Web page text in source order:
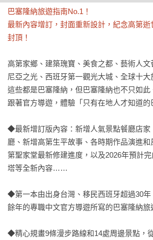
巴塞隆納旅遊指南No.1！
最新內容增訂，封面重新設計，紀念高第逝
封頂！
高第家鄉、建築瑰寶、美食之都、藝術人
尼亞之光、西班牙第一觀光大城、全球十
這些都是巴塞隆納，但巴塞隆納也不只如此
跟著官方導遊，體驗「只有在地人才知道的
◆最新增訂版內容：新增人氣景點餐廳店家
廳、新增高第生平故事、各時期作品演進和
第聖家堂最新修建進度，以及2026年預計
塔等全新內容……
◆第一本由出身台灣、移民西班牙超過30年
餘年的專職中文官方導遊所寫的巴塞隆納旅
◆精心規畫9條漫步路線和14處周邊景點，